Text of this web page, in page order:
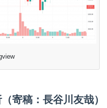
寄稿：長谷川友哉）